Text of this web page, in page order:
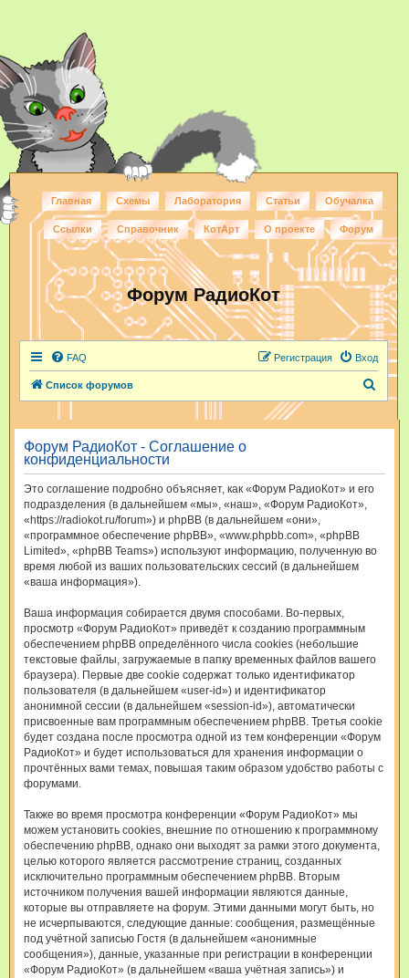
Главная Схемы Лаборатория Статьи Обучалка
Ссылки Справочник КотАрт О проекте Форум
Форум РадиоКот
FAQ Вход
Регистрация
Список форумов
и
к
Форум РадиоКот - Соглашение о
конфиденциальности
Это соглашение подробно объясняет, как «Форум РадиоКот» и его
подразделения (в дальнейшем «мы», «наш», «Форум РадиоКот»,
«https://radiokot.ru/forum») и phpBB (в дальнейшем «они»,
«программное обеспечение phpBB», «www.phpbb.com», «phpBB
Limited», «phpBB Teams») используют информацию, полученную во
время любой из ваших пользовательских сессий (в дальнейшем
«ваша информация»).
Ваша информация собирается двумя способами. Во-первых,
просмотр «Форум РадиоКот» приведёт к созданию программным
обеспечением phpBB определённого числа cookies (небольшие
текстовые файлы, загружаемые в папку временных файлов вашего
браузера). Первые две cookie содержат только идентификатор
пользователя (в дальнейшем «user-id») и идентификатор
анонимной сессии (в дальнейшем «session-id»), автоматически
присвоенные вам программным обеспечением phpBB. Третья cookie
будет создана после просмотра одной из тем конференции «Форум
РадиоКот» и будет использоваться для хранения информации о
прочтённых вами темах, повышая таким образом удобство работы с
форумами.
Также во время просмотра конференции «Форум РадиоКот» мы
можем установить cookies, внешние по отношению к программному
обеспечению phpBB, однако они выходят за рамки этого документа,
целью которого является рассмотрение страниц, созданных
исключительно программным обеспечением phpBB. Вторым
источником получения вашей информации являются данные,
которые вы отправляете на форум. Этими данными могут быть, но
не исчерпываются, следующие данные: сообщения, размещённые
под учётной записью Гостя (в дальнейшем «анонимные
сообщения»), данные, указанные при регистрации в конференции
«Форум РадиоКот» (в дальнейшем «ваша учётная запись») и